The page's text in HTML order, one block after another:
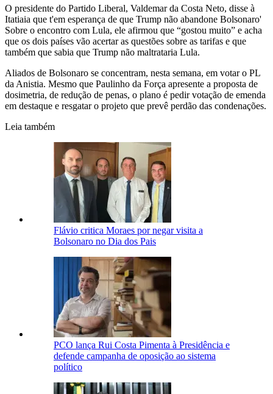
O presidente do Partido Liberal, Valdemar da Costa Neto, disse à
Itatiaia que t'em esperança de que Trump não abandone Bolsonaro'
Sobre o encontro com Lula, ele afirmou que “gostou muito” e acha
que os dois países vão acertar as questões sobre as tarifas e que
também que sabia que Trump não maltrataria Lula.
Aliados de Bolsonaro se concentram, nesta semana, em votar o PL
da Anistia. Mesmo que Paulinho da Força apresente a proposta de
dosimetria, de redução de penas, o plano é pedir votação de emenda
em destaque e resgatar o projeto que prevê perdão das condenações.
Leia também
Flávio critica Moraes por negar visita a
Bolsonaro no Dia dos Pais
PCO lança Rui Costa Pimenta à Presidência e
defende campanha de oposição ao sistema
político